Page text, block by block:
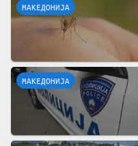
МАКЕДОНИЈА
МАКЕДОНИЈА